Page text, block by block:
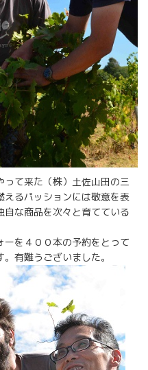
て来た（株）土佐山田の三
えるパッションには敬意を表
自な商品を次々と育てている
ーを４００本の予約をとって
有難うございました。